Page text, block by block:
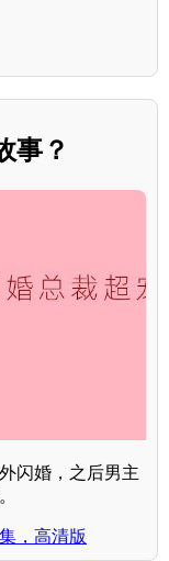
事？
闪婚，之后男主
，高清版